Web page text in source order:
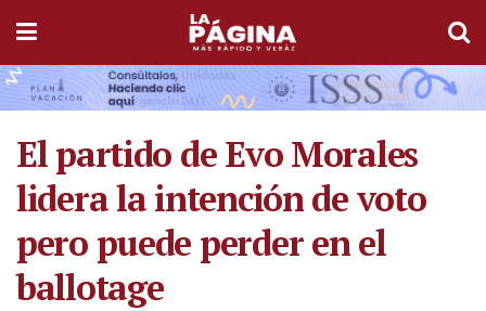
El partido de Evo Morales
lidera la intención de voto
pero puede perder en el
ballotage